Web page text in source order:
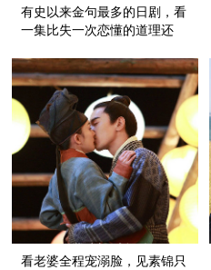
有史以来金句最多的日剧，看
一集比失一次恋懂的道理还
看老婆全程宠溺脸，见素锦只